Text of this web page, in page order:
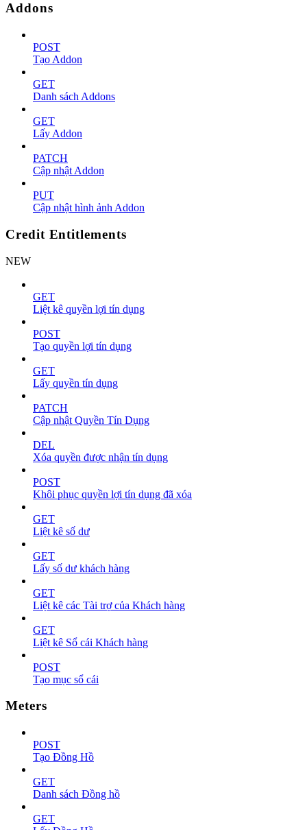
Addons
POST
Tạo Addon
GET
Danh sách Addons
GET
Lấy Addon
PATCH
Cập nhật Addon
PUT
Cập nhật hình ảnh Addon
Credit Entitlements
NEW
GET
Liệt kê quyền lợi tín dụng
POST
Tạo quyền lợi tín dụng
GET
Lấy quyền tín dụng
PATCH
Cập nhật Quyền Tín Dụng
DEL
Xóa quyền được nhận tín dụng
POST
Khôi phục quyền lợi tín dụng đã xóa
GET
Liệt kê số dư
GET
Lấy số dư khách hàng
GET
Liệt kê các Tài trợ của Khách hàng
GET
Liệt kê Sổ cái Khách hàng
POST
Tạo mục sổ cái
Meters
POST
Tạo Đồng Hồ
GET
Danh sách Đồng hồ
GET